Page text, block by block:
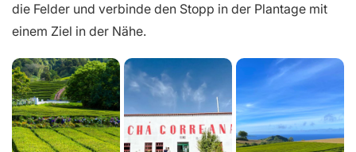
die Felder und verbinde den Stopp in der Plantage mit
einem Ziel in der Nähe.